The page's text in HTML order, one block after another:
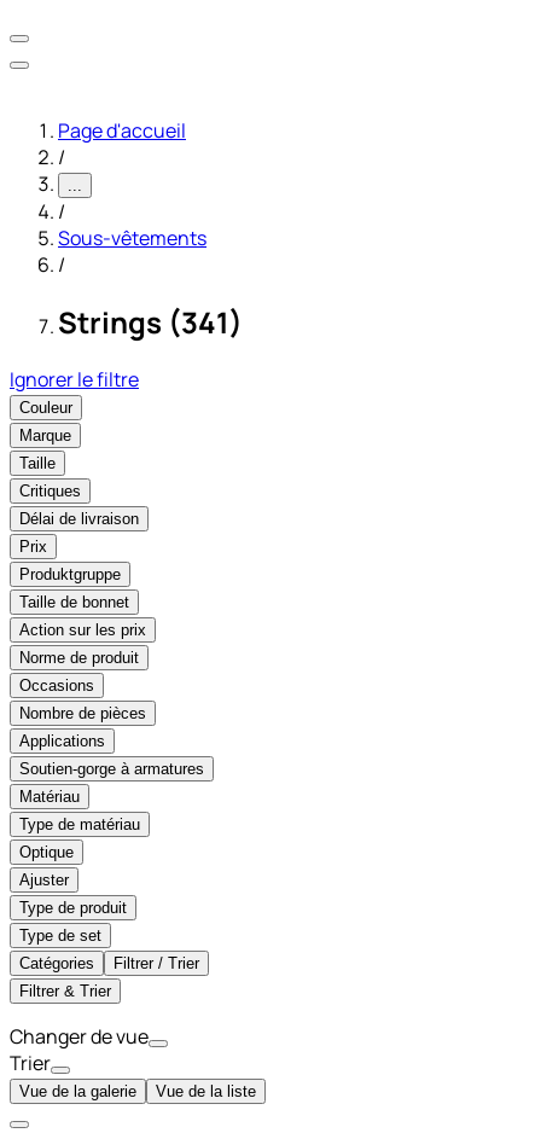
Page d'accueil
/
...
/
Sous-vêtements
/
Strings (341)
Ignorer le filtre
Couleur
Marque
Taille
Critiques
Délai de livraison
Prix
Produktgruppe
Taille de bonnet
Action sur les prix
Norme de produit
Occasions
Nombre de pièces
Applications
Soutien-gorge à armatures
Matériau
Type de matériau
Optique
Ajuster
Type de produit
Type de set
Catégories
Filtrer / Trier
Filtrer & Trier
Changer de vue
Trier
Vue de la galerie Vue de la liste